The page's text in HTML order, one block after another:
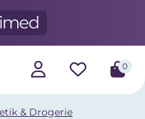
0
& Drogerie